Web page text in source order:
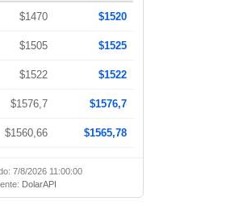
$1470 $1520
$1505 $1525
$1522 $1522
$1576,7 $1576,7
$1560,66 $1565,78
7/8/2026 11:00:00
DolarAPI